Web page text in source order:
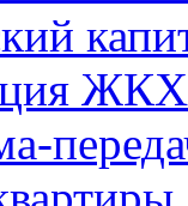
ЖКХ